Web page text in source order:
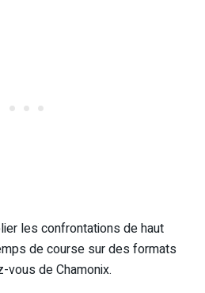
les confrontations de haut
de course sur des formats
vous de Chamonix.